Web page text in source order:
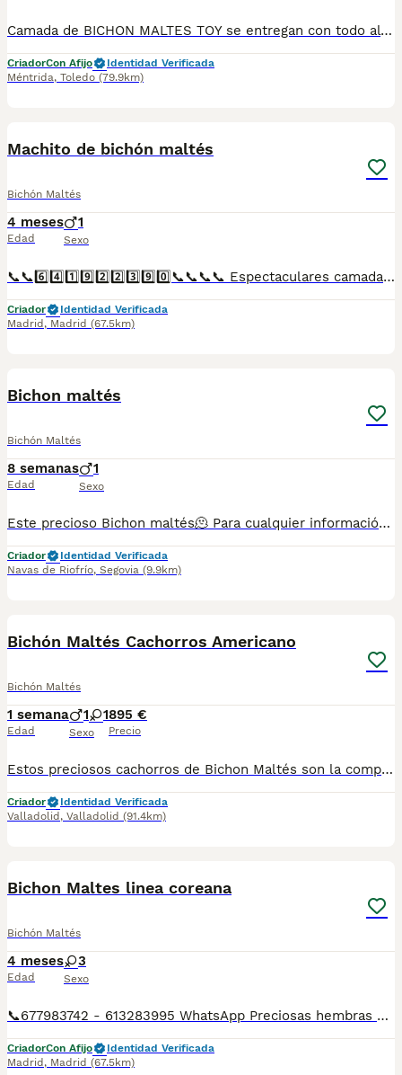
Camada de BICHON MALTES TOY se entregan con todo al día en cuanto a vacunación, desparasitación interna y externa, microchip y pasaporte con procedencia lícita de centro canino profesional. Revisión veterinaria. Nos dedicamos profesionalmente al mundo del cachorro desde hace más de 17 años ,centro canino del Valle caprice, es nuestro nombre , criadores profesionales , residencia canina y veterinarios, que mejor sitio para adquirir tu nuevo miembro familiar. Núcleo de cria ES450990000078 Pueden encontrarnos de igual modo en la pagina oficial de la canina de España como uno de los pocos criadores recomendados y registrados , www.rsce.es Los precios son desde más IVA según cachorro, camada y época. Pregunten disponibilidad y precios Pregunten sin compromiso , y le damos cita para venir a ver a los peques a nuestro centro canino, pueden ver nuestras referencias como mejor criadero en Google , y redes sociales así como en nuestra web Web www.delvallecaprice.com
CriadorCon Afijo
Identidad Verificada
Méntrida, Toledo (79.9km)
Machito de bichón maltés
Bichón Maltés
4 meses
Edad
1
Sexo
📞📞6️⃣4️⃣1️⃣9️⃣2️⃣2️⃣3️⃣9️⃣0️⃣📞📞📞📞 Espectaculares camadas de perritos de machos y hembras de bichón maltés nacionales descendientes de las mejores líneas de sangre. Disponibles tanto hembras como machos. Las camadas están bajo supervisión veterinaria desde su nacimiento hasta que son entregadas a su nueva familia. Criados por un equipo de profesionales y mejores personas que, con más de 20 años de experiencia , cuidan a los animales por vocación, aplicando una cría ética y responsable para que cada cachorro se desarrolle con la mejor salud y con un buen temperamento. Todos los cachorritos se entregan con unos dos meses y medio de edad y sus vacunas correspondientes, desparasitados interna y externamente, con certificado de salud, y garantía tanto por enfermedad vírica como congénito genética. Posibilidad de entregar en toda España mediante transporte propio preparado para animales y con chofer privado. Los precios pueden variar según las características y morfología de cada cachorro. Añádenos al whats app o llámanos, y encantados atenderemos todas tus dudas y consultas. Teléfono / Whats app: 641 92 23 90
Criador
Identidad Verificada
Madrid , Madrid (67.5km)
Bichon maltés
Bichón Maltés
8 semanas
Edad
1
Sexo
Este precioso Bichon maltés🫠 Para cualquier información pueden contactar conmigo en el teléfono 632 109 444.
Criador
Identidad Verificada
Navas de Riofrío, Segovia (9.9km)
Bichón Maltés Cachorros Americano
Bichón Maltés
1 semana
Edad
1 1
Sexo
895 €
Precio
Estos preciosos cachorros de Bichon Maltés son la compañía que necesitas, cariñosos y te acompañarán allá donde vayas siempre ❤️🐶. Se entregan a los 2️⃣ meses de edad con: 2️⃣ Vacunas 🪪 Microchip ✈️ Pasaporte Veterinario Oficial 2️⃣ Desparasitaciones En el contrato de compraventa se especifican las garantías sanitarias 📑🏥. En Centro Canino Cauca nuestra prioridad es la cría responsable para una salud excelente tanto para las madres como para los cachorros, más de 20 años de experiencia nos avalan con clientes satisfechos por toda España 🇪🇸. Nuestra página web: https://centrocauca.es/ ¡CONTÁCTANOS! 🫵🐶. 638009917 📞.
Criador
Identidad Verificada
Valladolid , Valladolid (91.4km)
Bichon Maltes linea coreana
Bichón Maltés
4 meses
Edad
3
Sexo
📞677983742 - 613283995 WhatsApp Preciosas hembras de Bichon Maltes de Linea coreana toda una preciosidad Entregamos nuestros pequeños cachorritos con todas las garantías y cuidados necesarios , disponemos de núcleo zoológico para crianza y venta de nuestros cachorros . ✅Desparasitaciones y vacunas correspondientes a su edad . ✅Cartilla de vacunación . ✅Revisiones veterinarias . ✅Garantías víricas de 15 días . ✅Garantías genéticas de un año . Seriedad , confianza y bienestar animal son nuestra prioridad . También ofrecemos transporte propio para nuestros pequeños cachorros a toda la península , el pago lo podéis hacer contra reembolso . (con coste adicional) . Mandamos a toda España . Andalucía: Almería, Cádiz, Córdoba, Granada, Huelva, Jaén, Málaga, Sevilla.Aragón: Huesca, Teruel, Zaragoza.Asturias: Oviedo.Baleares: Palma.Canarias: Las Palmas de Gran Canaria, Santa Cruz de Tenerife.Cantabria: Santander.Castilla-La Mancha: Albacete, Ciudad Real, Cuenca, Guadalajara, Toledo.Castilla y León: Ávila, Burgos, León, Palencia, Salamanca, Segovia, Soria, Valladolid, Zamora.Cataluña: Barcelona, Gerona (Girona), Lérida (Lleida), Tarragona.Comunidad Valenciana: Alicante, Castellón de la Plana, Valencia.Extremadura: Badajoz, Cáceres.Galicia: La Coruña (A Coruña), Lugo, Orense (Ourense), Pontevedra.La Rioja: Logroño.Madrid: Madrid.Murcia: Murcia.Navarra: Pamplona.País Vasco: Bilbao (Vizcaya), San Sebastián (Guipúzcoa), Vitoria (Álava). Disponemos de varias razas Si no esta la raza que queréis llámanos , intentaremos encontrártela , trabajamos con los mejores criadores de España .
CriadorCon Afijo
Identidad Verificada
Madrid , Madrid (67.5km)